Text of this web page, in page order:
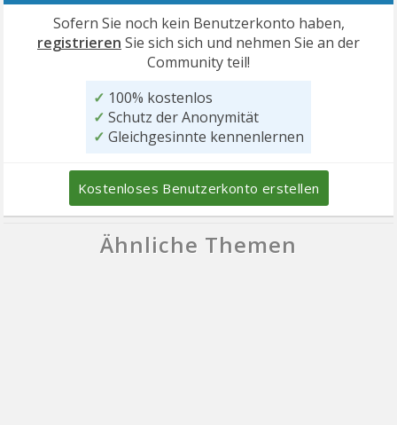
Sofern Sie noch kein Benutzerkonto haben,
registrieren Sie sich sich und nehmen Sie an der
Community teil!
✓ 100% kostenlos
✓ Schutz der Anonymität
✓ Gleichgesinnte kennenlernen
Kostenloses Benutzerkonto erstellen
Ähnliche Themen